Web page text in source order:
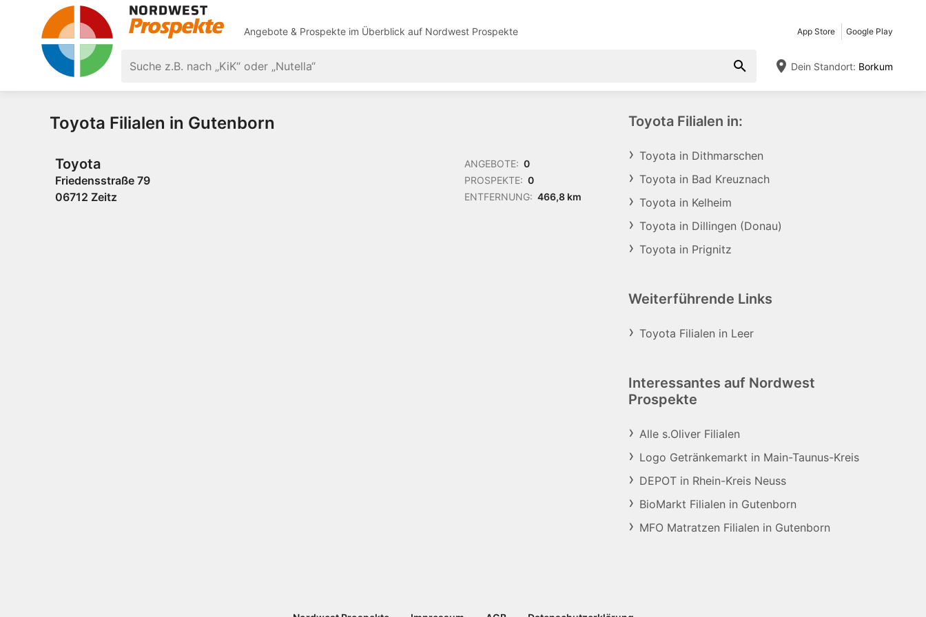
Angebote & Prospekte im Überblick auf Nordwest Prospekte App Store Google Play
Dein Standort: Borkum
Toyota Filialen in Gutenborn
Toyota
Friedensstraße 79
06712 Zeitz
ANGEBOTE: 0
PROSPEKTE: 0
ENTFERNUNG: 466,8 km
Toyota Filialen in:
Toyota in Dithmarschen
Toyota in Bad Kreuznach
Toyota in Kelheim
Toyota in Dillingen (Donau)
Toyota in Prignitz
Weiterführende Links
Toyota Filialen in Leer
Interessantes auf Nordwest
Prospekte
Alle s.Oliver Filialen
Logo Getränkemarkt in Main-Taunus-Kreis
DEPOT in Rhein-Kreis Neuss
BioMarkt Filialen in Gutenborn
MFO Matratzen Filialen in Gutenborn